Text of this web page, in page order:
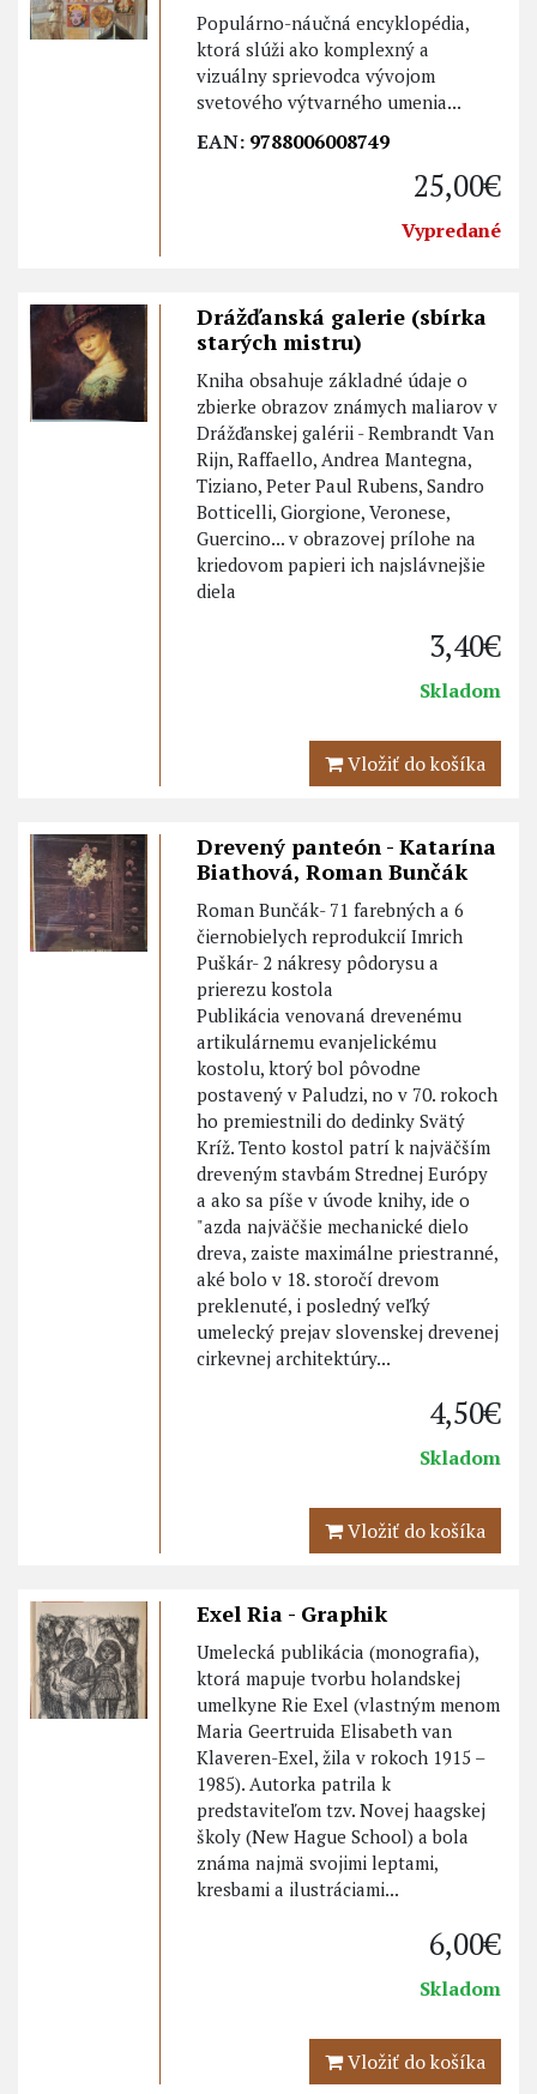
Populárno-náučná encyklopédia,
ktorá slúži ako komplexný a
vizuálny sprievodca vývojom
svetového výtvarného umenia...
EAN: 9788006008749
25,00€
Vypredané
Drážďanská galerie (sbírka
starých mistru)
Kniha obsahuje základné údaje o
zbierke obrazov známych maliarov v
Drážďanskej galérii - Rembrandt Van
Rijn, Raffaello, Andrea Mantegna,
Tiziano, Peter Paul Rubens, Sandro
Botticelli, Giorgione, Veronese,
Guercino... v obrazovej prílohe na
kriedovom papieri ich najslávnejšie
diela
3,40€
Skladom
Vložiť do košíka
Drevený panteón - Katarína
Biathová, Roman Bunčák
Roman Bunčák- 71 farebných a 6
čiernobielych reprodukcií Imrich
Puškár- 2 nákresy pôdorysu a
prierezu kostola
Publikácia venovaná drevenému
artikulárnemu evanjelickému
kostolu, ktorý bol pôvodne
postavený v Paludzi, no v 70. rokoch
ho premiestnili do dedinky Svätý
Kríž. Tento kostol patrí k najväčším
dreveným stavbám Strednej Európy
a ako sa píše v úvode knihy, ide o
"azda najväčšie mechanické dielo
dreva, zaiste maximálne priestranné,
aké bolo v 18. storočí drevom
preklenuté, i posledný veľký
umelecký prejav slovenskej drevenej
cirkevnej architektúry...
4,50€
Skladom
Vložiť do košíka
Exel Ria - Graphik
Umelecká publikácia (monografia),
ktorá mapuje tvorbu holandskej
umelkyne Rie Exel (vlastným menom
Maria Geertruida Elisabeth van
Klaveren-Exel, žila v rokoch 1915 –
1985). Autorka patrila k
predstaviteľom tzv. Novej haagskej
školy (New Hague School) a bola
známa najmä svojimi leptami,
kresbami a ilustráciami...
6,00€
Skladom
Vložiť do košíka